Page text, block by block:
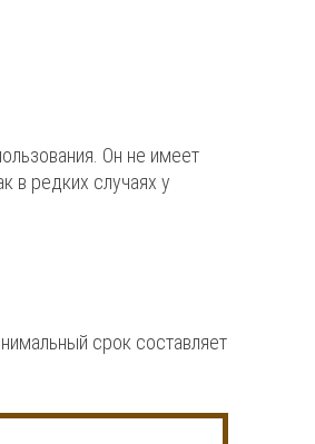
Он не имеет
в редких случаях у
срок составляет